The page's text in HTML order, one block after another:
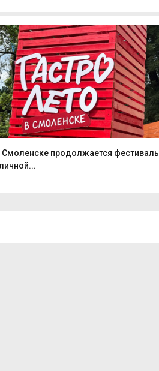
Смоленске продолжается фестиваль